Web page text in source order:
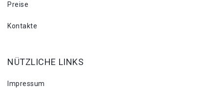
Preise
Kontakte
NÜTZLICHE LINKS
Impressum